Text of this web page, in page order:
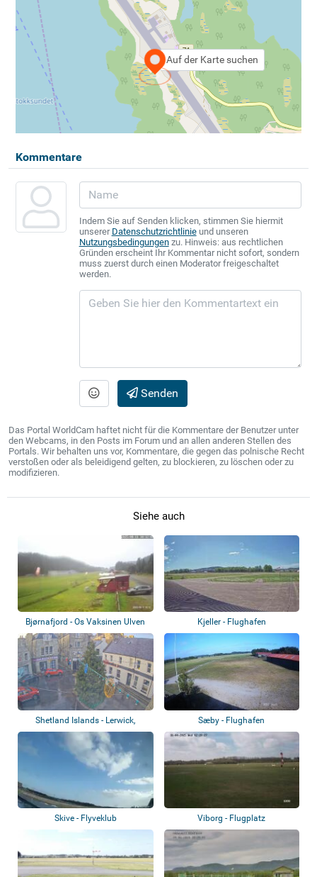
Auf der Karte suchen
Kommentare
Indem Sie auf Senden klicken, stimmen Sie hiermit
unserer Datenschutzrichtlinieund unseren
Nutzungsbedingungenzu. Hinweis: aus rechtlichen
Gründen erscheint Ihr Kommentar nicht sofort, sondern
muss zuerst durch einen Moderator freigeschaltet
werden.
Senden
Das Portal WorldCam haftet nicht für die Kommentare der Benutzer unter
den Webcams, in den Posts im Forum und an allen anderen Stellen des
Portals. Wir behalten uns vor, Kommentare, die gegen das polnische Recht
verstoßen oder als beleidigend gelten, zu blockieren, zu löschen oder zu
modifizieren.
Siehe auch
Bjørnafjord - Os Vaksinen Ulven
Airfield
Kjeller - Flughafen
Shetland Islands - Lerwick,
Sumburgh Air...
Sæby - Flughafen
Skive - Flyveklub Viborg - Flugplatz